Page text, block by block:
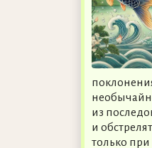
из
и
только при